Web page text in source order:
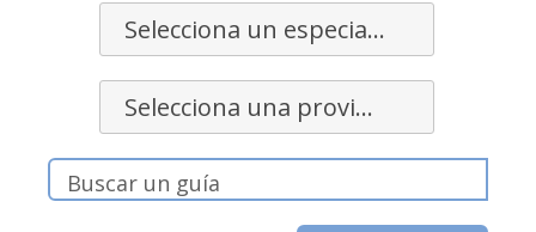
Selecciona un especialidad
Selecciona una provincia